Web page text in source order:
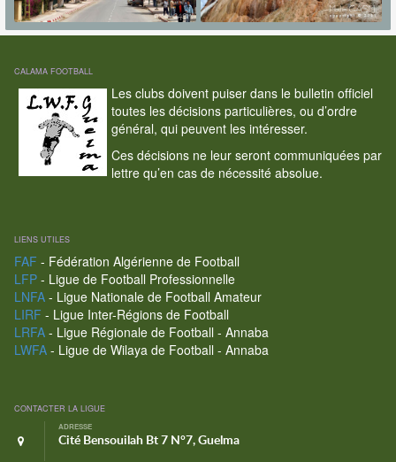
CALAMA FOOTBALL
Les clubs doivent puiser dans le bulletin officiel
toutes les décisions particulières, ou d’ordre
général, qui peuvent les intéresser.
Ces décisions ne leur seront communiquées par
lettre qu’en cas de nécessité absolue.
LIENS UTILES
FAF - Fédération Algérienne de Football
LFP- Ligue de Football Professionnelle
LNFA- Ligue Nationale de Football Amateur
LIRF - Ligue Inter-Régions de Football
LRFA- Ligue Régionale de Football - Annaba
LWFA- Ligue de Wilaya de Football - Annaba
CONTACTER LA LIGUE
ADRESSE
Cité Bensouilah Bt 7 N°7, Guelma